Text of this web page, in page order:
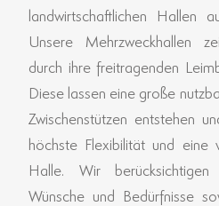
landwirtschaftlichen Hallen
Unsere Mehrzweckhallen
durch ihre freitragenden
Diese lassen eine große
Zwischenstützen entstehen
höchste Flexibilität und eine
Halle. Wir berücksichtigen
Wünsche und Bedürfnisse